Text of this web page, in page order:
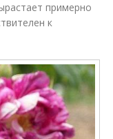
примерно
к